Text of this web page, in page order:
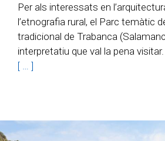
Per als interessats en
l’etnografia rural, el Parc temàtic
tradicional de Trabanca
interpretatiu que val la pena
[ … ]